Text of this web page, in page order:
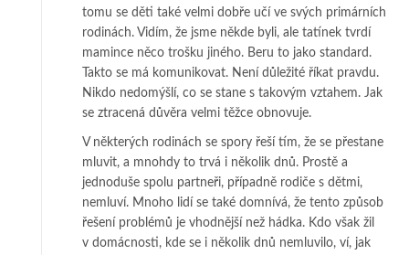
tomu se děti také velmi dobře učí ve svých primárních
rodinách. Vidím, že jsme někde byli, ale tatínek tvrdí
mamince něco trošku jiného. Beru to jako standard.
Takto se má komunikovat. Není důležité říkat pravdu.
Nikdo nedomýšlí, co se stane s takovým vztahem. Jak
se ztracená důvěra velmi těžce obnovuje.
V některých rodinách se spory řeší tím, že se přestane
mluvit, a mnohdy to trvá i několik dnů. Prostě a
jednoduše spolu partneři, případně rodiče s dětmi,
nemluví. Mnoho lidí se také domnívá, že tento způsob
řešení problémů je vhodnější než hádka. Kdo však žil
v domácnosti, kde se i několik dnů nemluvilo, ví, jak